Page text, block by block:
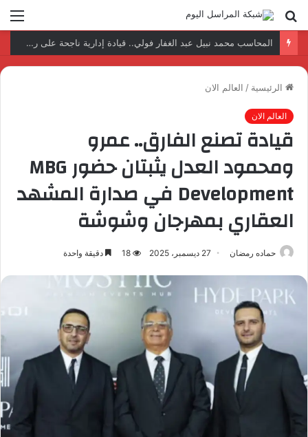
بحث
عن
نتائج إيجابية بعد زيارة وفد الجامعة المصرية النتائج إيجابية بعد زيارة وفد الجامعة المصرية الروسية لمصنع الإلكترونياتروسية لمصنع الإلكترونيات
الرئيسية / العالم الان
العالم الان
قيادة تصنع الفارق.. عمرو
ومحمود العدل يثبتان حضور MBG
Development في صدارة المشهد
العقاري بمهرجان وشوشة
حماده رمضان 27 ديسمبر، 2025 18 دقيقة واحدة